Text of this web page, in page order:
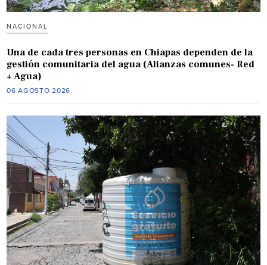
NACIONAL
Una de cada tres personas en Chiapas dependen de la
gestión comunitaria del agua (Alianzas comunes- Red
+ Agua)
06 AGOSTO 2026